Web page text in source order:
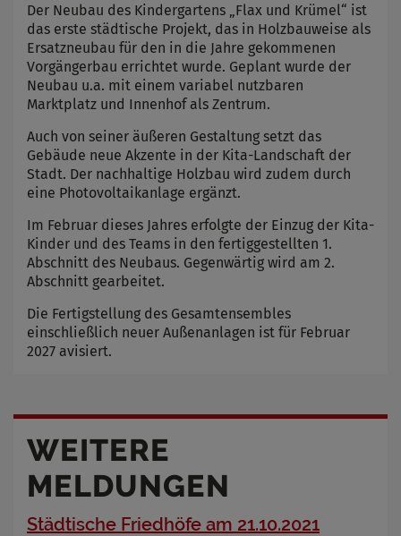
Der Neubau des Kindergartens „Flax und Krümel“ ist
das erste städtische Projekt, das in Holzbauweise als
Ersatzneubau für den in die Jahre gekommenen
Vorgängerbau errichtet wurde. Geplant wurde der
Neubau u.a. mit einem variabel nutzbaren
Marktplatz und Innenhof als Zentrum.
Auch von seiner äußeren Gestaltung setzt das
Gebäude neue Akzente in der Kita-Landschaft der
Stadt. Der nachhaltige Holzbau wird zudem durch
eine Photovoltaikanlage ergänzt.
Im Februar dieses Jahres erfolgte der Einzug der Kita-
Kinder und des Teams in den fertiggestellten 1.
Abschnitt des Neubaus. Gegenwärtig wird am 2.
Abschnitt gearbeitet.
Die Fertigstellung des Gesamtensembles
einschließlich neuer Außenanlagen ist für Februar
2027 avisiert.
WEITERE
MELDUNGEN
Städtische Friedhöfe am 21.10.2021